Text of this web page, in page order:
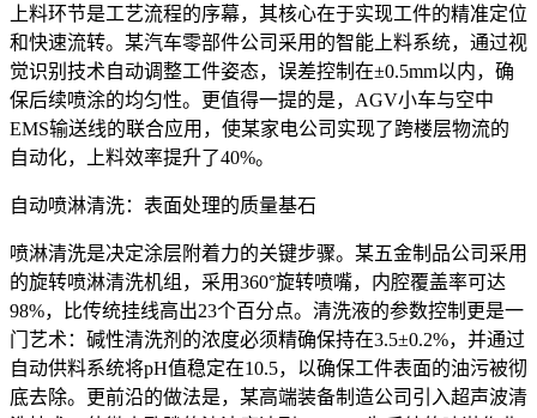
上料环节是工艺流程的序幕，其核心在于实现工件的精准定位
和快速流转。某汽车零部件公司采用的智能上料系统，通过视
觉识别技术自动调整工件姿态，误差控制在±0.5mm以内，确
保后续喷涂的均匀性。更值得一提的是，AGV小车与空中
EMS输送线的联合应用，使某家电公司实现了跨楼层物流的
自动化，上料效率提升了40%。
自动喷淋清洗：表面处理的质量基石
喷淋清洗是决定涂层附着力的关键步骤。某五金制品公司采用
的旋转喷淋清洗机组，采用360°旋转喷嘴，内腔覆盖率可达
98%，比传统挂线高出23个百分点。清洗液的参数控制更是一
门艺术：碱性清洗剂的浓度必须精确保持在3.5±0.2%，并通过
自动供料系统将pH值稳定在10.5，以确保工件表面的油污被彻
底去除。更前沿的做法是，某高端装备制造公司引入超声波清